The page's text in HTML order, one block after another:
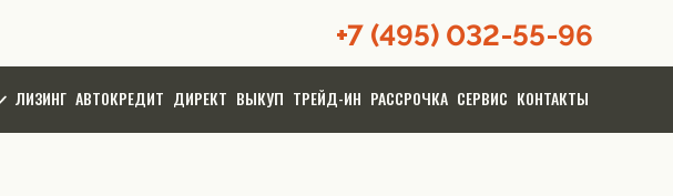
+7 (495) 032-55-96
ЛИЗИНГ АВТОКРЕДИТ ДИРЕКТ ВЫКУП ТРЕЙД-ИН РАССРОЧКА СЕРВИС КОНТАКТЫ